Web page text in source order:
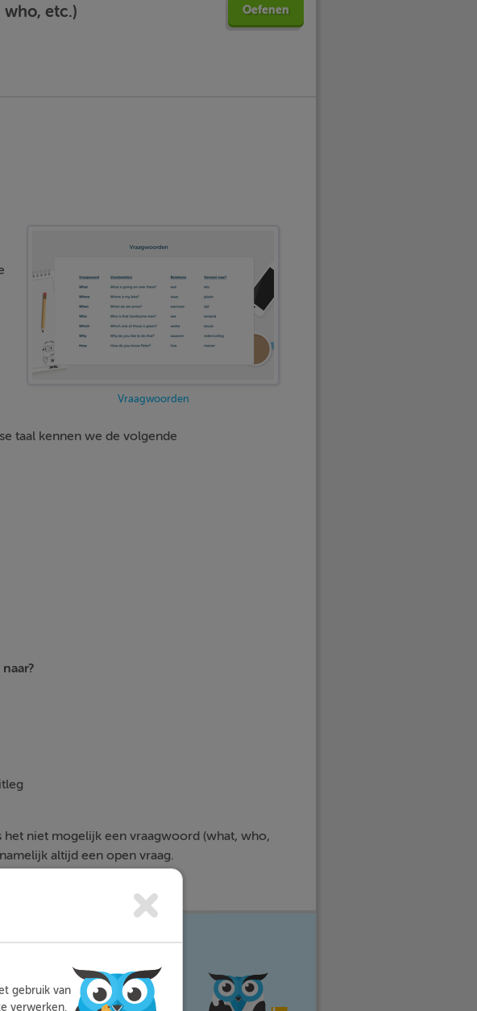
etc.) Oefenen
Vraagwoorden
taal kennen we de volgende
het niet mogelijk een vraagwoord (what, who,
altijd een open vraag.
oefenen met de vakken
en heb je nooit meer stress
gebruik van
verwerken.